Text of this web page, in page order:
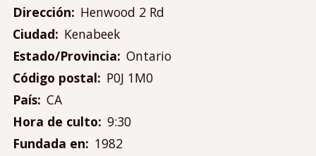
Dirección
Henwood 2 Rd
Ciudad
Kenabeek
Estado/Provincia Ontario
Código postal
P0J 1M0
País CA
Hora de culto 9:30
Fundada en
1982
Menú
de
cuenta
de
usuario
Mi cuenta
Iniciar sesión